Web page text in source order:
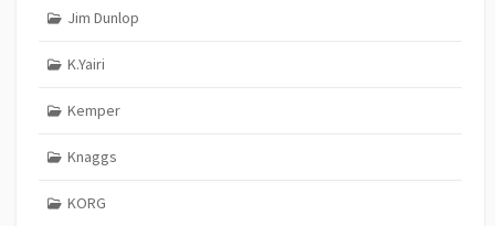
Jim Dunlop
K.Yairi
Kemper
Knaggs
KORG